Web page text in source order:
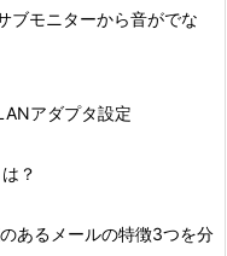
ブモニターから音がでな
アダプタ設定
？
あるメールの特徴3つを分